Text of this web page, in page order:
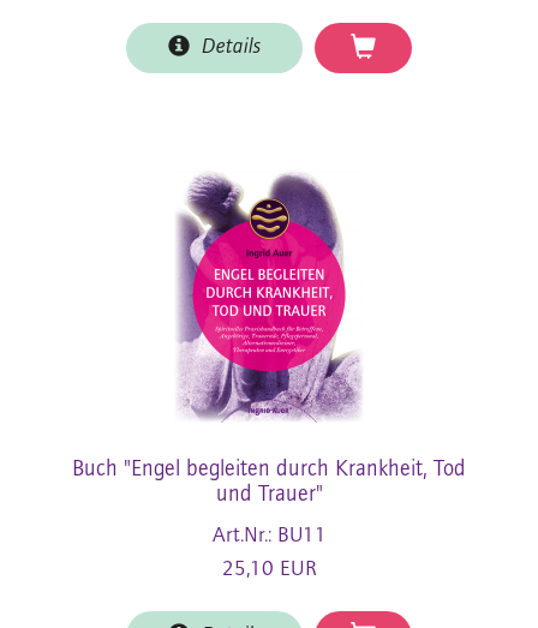
Details
Buch "Engel begleiten durch Krankheit, Tod
und Trauer"
Art.Nr.: BU11
25,10 EUR